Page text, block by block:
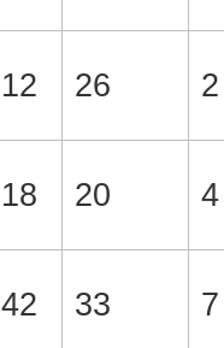
12 26 2
18 20 4
42 33 7